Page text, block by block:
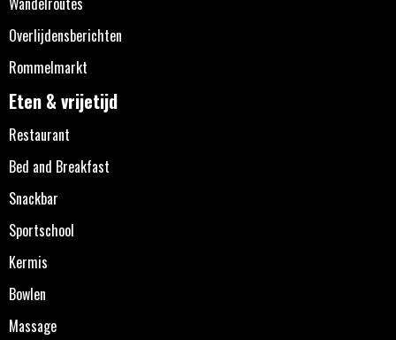
Overlijdensberichten
Rommelmarkt
Eten & vrijetijd
Restaurant
Bed and Breakfast
Snackbar
Sportschool
Kermis
Bowlen
Massage